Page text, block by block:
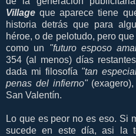
Village que aparece tiene
historia detrás que para
héroe, o de pelotudo, pero
como un "futuro esposo
354 (al menos) días
dada mi filosofía "tan
penas del infierno"
San Valentín.
Lo que es peor no es eso. Si
sucede en este día, asi la